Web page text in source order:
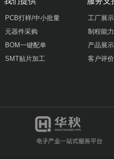
PCB打样/中小批量
元器件采购
BOM一键配单
SMT贴片加工
工厂展示
制程能力
产品展示
客户评价